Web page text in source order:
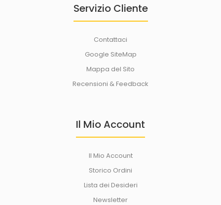
Servizio Cliente
Contattaci
Google SiteMap
Mappa del Sito
Recensioni & Feedback
Il Mio Account
Il Mio Account
Storico Ordini
Lista dei Desideri
Newsletter